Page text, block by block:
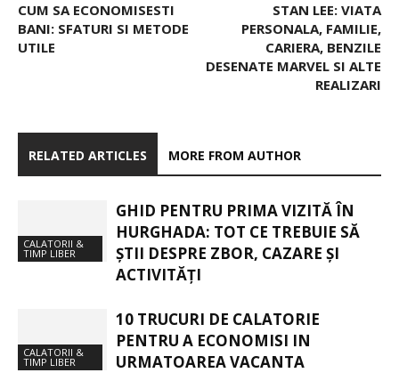
CUM SA ECONOMISESTI
BANI: SFATURI SI METODE
UTILE
STAN LEE: VIATA
PERSONALA, FAMILIE,
CARIERA, BENZILE
DESENATE MARVEL SI ALTE
REALIZARI
RELATED ARTICLES MORE FROM AUTHOR
CALATORII &
TIMP LIBER
GHID PENTRU PRIMA VIZITĂ ÎN
HURGHADA: TOT CE TREBUIE SĂ
ȘTII DESPRE ZBOR, CAZARE ȘI
ACTIVITĂȚI
CALATORII &
TIMP LIBER
10 TRUCURI DE CALATORIE
PENTRU A ECONOMISI IN
URMATOAREA VACANTA